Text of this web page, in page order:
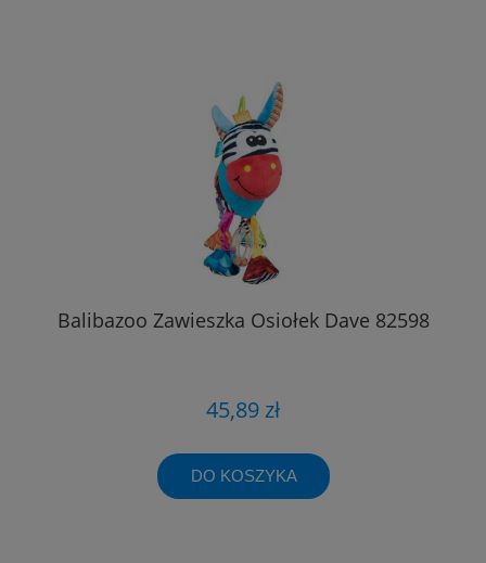
Balibazoo Zawieszka Osiołek Dave 82598
45,89 zł
DO KOSZYKA